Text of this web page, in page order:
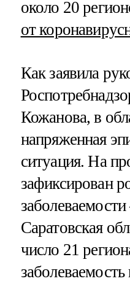
около 20
от
Как заявила
Кожанова, в
напряженная
ситуация. На
зафиксирован
Саратовская
число 21